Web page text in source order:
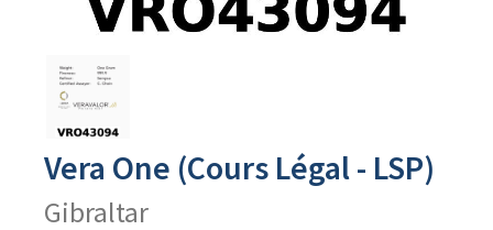
produit
Vera One (Cours Légal - LSP)
Gibraltar